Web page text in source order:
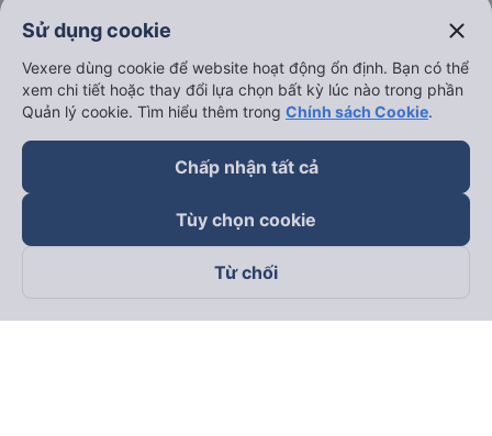
Theo dõi chúng tôi trên
Sử dụng cookie close
Vexere dùng cookie để website hoạt động ổn định. Bạn có thể
xem chi tiết hoặc thay đổi lựa chọn bất kỳ lúc nào trong phần
Quản lý cookie. Tìm hiểu thêm trong Chính sách Cookie.
Chấp nhận tất cả
Tùy chọn cookie
Từ chối